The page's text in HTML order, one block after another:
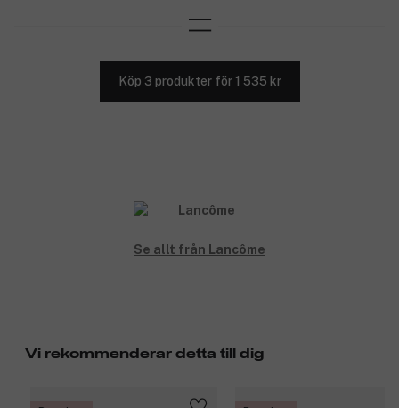
Köp 3 produkter för 1 535 kr
Se allt från Lancôme
Vi rekommenderar detta till dig